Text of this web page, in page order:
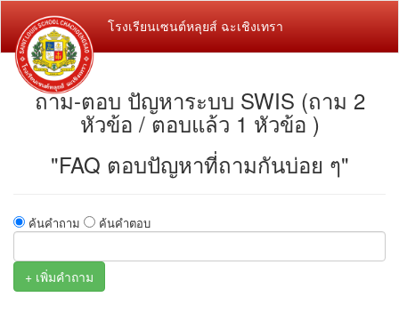
โรงเรียนเซนต์หลุยส์ ฉะเชิงเทรา
ถาม-ตอบ ปัญหาระบบ SWIS (ถาม 2
หัวข้อ / ตอบแล้ว 1 หัวข้อ )
"FAQ ตอบปัญหาที่ถามกันบ่อย ๆ"
ค้นคำถาม ค้นคำตอบ
+ เพิ่มคำถาม